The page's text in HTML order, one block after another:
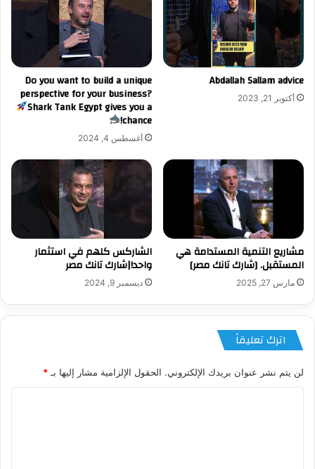
Abdallah Sallam advice
أكتوبر 21, 2023
Do you want to build a unique
perspective for your business?
Shark Tank Egypt gives you a
chance!
أغسطس 4, 2024
مشاريع التنمية المستدامة هي
المستقبل. [شارك تانك مصر]
مارس 27, 2025
الشاركس كلهم في استثمار
واحد!|شارك تانك مصر
ديسمبر 9, 2024
اترك تعليقاً
لن يتم نشر عنوان بريدك الإلكتروني. الحقول الإلزامية مشار إليها بـ *